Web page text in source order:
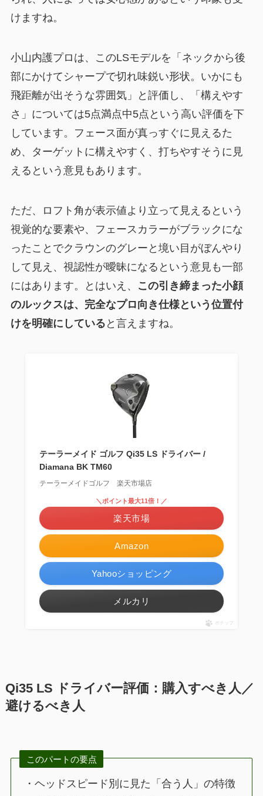
けますね。
小山内護プロは、このLSモデルを「ネックから後
部にかけてシャープで切れ味鋭い形状。いかにも
飛距離が出そうな雰囲気」と評価し、「構えやす
さ」については5点満点中5点という高い評価を下
しています。フェース面が真っすぐに見えるた
め、ターゲットに構えやすく、打ちやすそうに見
えるという意見もあります。
ただ、ロフト角が表示値より立って見えるという
視覚的な要素や、フェースカラーがブラックにな
ったことでクラウンのグレーと境い目がぼんやり
して見え、視認性が曖昧になるという意見も一部
にはあります。とはいえ、
この引き締まった小顔
のルックスは、完全なプロ向き仕様という位置付
けを明確にしている と言えますね。
テーラーメイド ゴルフ Qi35 LS ドライバー /
Diamana BK TM60
テーラーメイドゴルフ 楽天市場店
Amazon
＼ポイント最大11倍！／
楽天市場
Yahooショッピング
メルカリ
ポチップ
Qi35 LS ドライバー評価：購入すべき人／
避けるべき人
このパートの要点
・ヘッドスピード別に見た「合う人」の特徴